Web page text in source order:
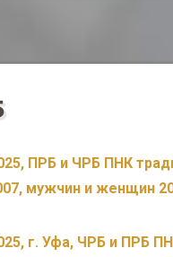
ПРБ и ЧРБ ПНК
мужчин и женщин
г. Уфа, ЧРБ и ПРБ